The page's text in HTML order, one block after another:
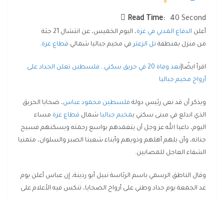
Read Time: 40 Second
أعلن الدفاع المدني في غزة
، اليوم الخميس، عن انتشال 21 جثة
من منزل بمنطقة تل الزعترفي مخيم جباليا شمالي قطاع غزة.
اقرأ ايضًا|
بعد وفاة 20 في حريق سكني.. فلسطين تعلن الحداد على
أرواح مخيم جباليا
ويذكر أن قد نعى رئيس دولة فلسطين محمود عباس، ضحايا الحريق
الذي اندلع في مبنى سكني بمخيم جباليا شمال قطاع غزة مساء
اليوم، داعيا الله عز وجل أن يتغمدهم بواسع رحمته ويسكنهم فسيح
جناته، وأن يلهم أهلهم وذويهم وأبناء شعبنا الصبر والسلوان، متمنيا
الشفاء العاجل للمصابين.
وقال الناطق الرسمي باسم الرئاسة نبيل أبو ردينة، إن عباس أعلن يوم
غد الجمعة يوم حداد وطني على أرواح الضحايا، تنكس فيه الأعلام على